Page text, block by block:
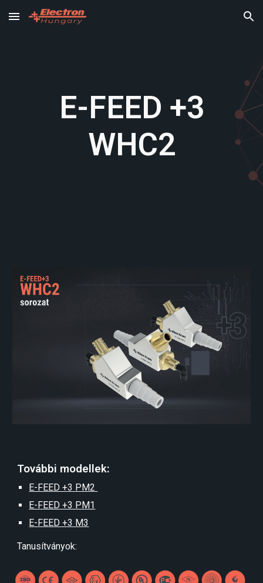
Skip to main content Skip to navigation
E-FEED +3
WHC2
További modellek:
E-FEED +3 PM2
E-FEED +3 PM1
E-FEED +3 M3
Tanusítványok: